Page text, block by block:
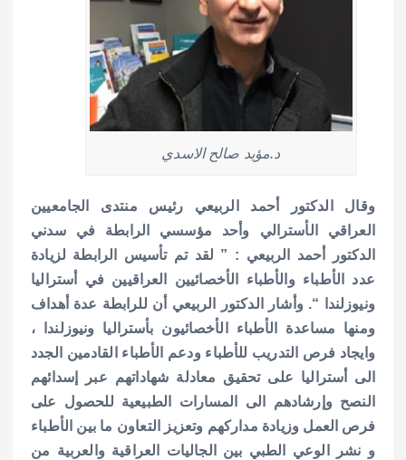
د.مؤيد صالح الاسدي
وقال الدكتور أحمد الربيعي رئيس منتدى الجامعيين
العراقي الأسترالي وأحد مؤسسي الرابطة في سدني
الدكتور أحمد الربيعي : ” لقد تم تأسيس الرابطة لزيادة
عدد الأطباء والأطباء الأخصائيين العراقيين في أستراليا
ونيوزلندا “. وأشار الدكتور الربيعي أن للرابطة عدة أهداف
ومنها مساعدة الأطباء الأخصائيون بأستراليا ونيوزلندا ،
وايجاد فرص التدريب للأطباء ودعم الأطباء القادمين الجدد
الى أستراليا على تحقيق معادلة شهاداتهم عبر إسدائهم
النصح وإرشادهم الى المسارات الطبيعية للحصول على
فرص العمل وزيادة مداركهم وتعزيز التعاون ما بين الأطباء
و نشر الوعي الطبي بين الجاليات العراقية والعربية من